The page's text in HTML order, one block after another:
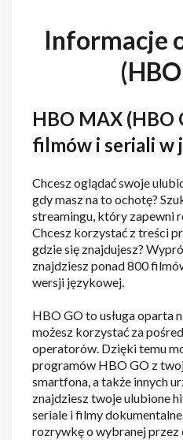
Informacje
HBO MAX (HBO
filmów i seriali w
Chcesz oglądać swoje
gdy masz na to ochotę?
streamingu, który zapewni
Chcesz korzystać z treści
gdzie się znajdujesz?
znajdziesz ponad 800
wersji językowej.
HBO GO to usługa oparta
możesz korzystać za
operatorów. Dzięki temu
programów HBO GO z
smartfona, a także innych
znajdziesz twoje ulubione
seriale i filmy
rozrywkę o wybranej przez